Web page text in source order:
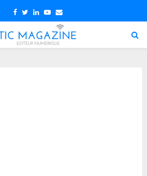
Facebook
TwitterLinkedin
Youtube
Email